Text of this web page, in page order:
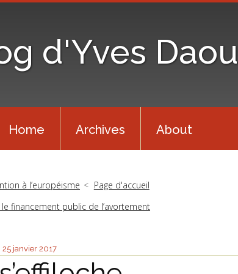
d'Yves
Home Archives About
à l’européisme
Page d'accueil
financement public de l’avortement
25 janvier 2017